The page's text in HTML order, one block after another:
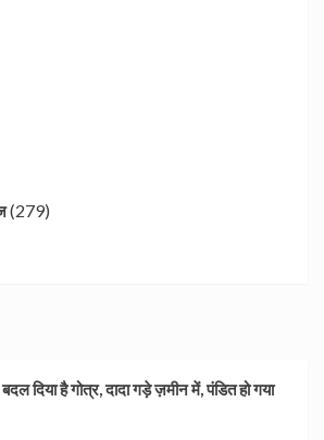
(279)
दिया है गोत्र, दादा गड़े ज़मीन में, पंडित हो गया